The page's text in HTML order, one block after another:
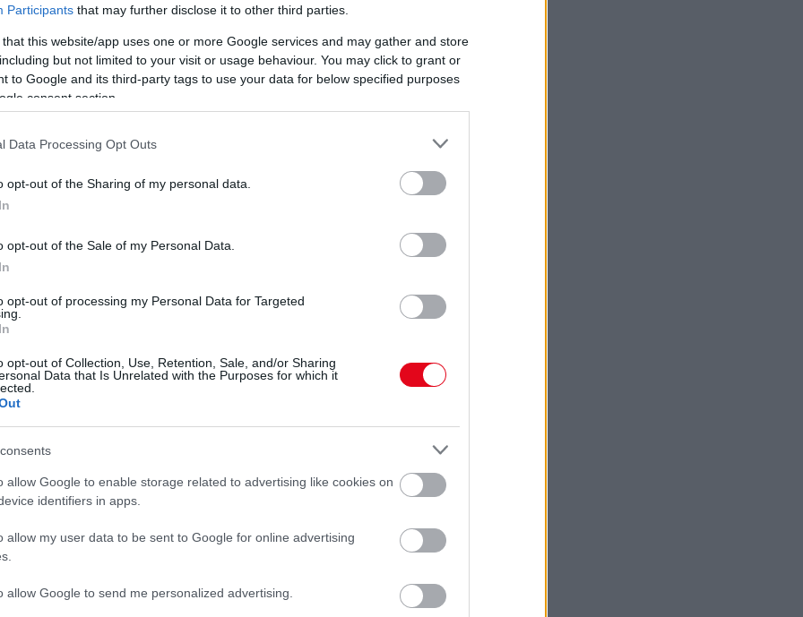
Participants that may further disclose it to other third parties.
that this website/app uses one or more Google services and may gather and store
but not limited to your visit or usage behaviour. You may click to grant or
to Google and its third-party tags to use your data for below specified purposes
consent section.
Data Processing Opt Outs
opt-out of the Sharing of my personal data.
opt-out of the Sale of my Personal Data.
opt-out of processing my Personal Data for Targeted
opt-out of Collection, Use, Retention, Sale, and/or Sharing
Data that Is Unrelated with the Purposes for which it
allow Google to enable storage related to advertising like cookies on
identifiers in apps.
allow my user data to be sent to Google for online advertising
allow Google to send me personalized advertising.
bejegyzés
a képén pedig egy olyan fotó látható,
a képkereten pedig ez áll:
ennyit a csendes éjről.”
lefotózták: jóval nagyobb a